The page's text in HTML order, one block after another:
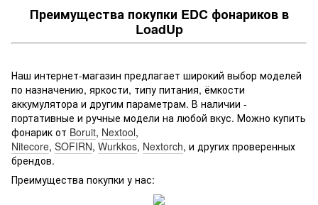
Преимущества покупки EDC фонариков в
LoadUp
Наш интернет-магазин предлагает широкий выбор моделей
по назначению, яркости, типу питания, ёмкости
аккумулятора и другим параметрам. В наличии -
портативные и ручные модели на любой вкус. Можно купить
фонарик от Boruit, Nextool,
Nitecore, SOFIRN, Wurkkos, Nextorch, и других проверенных
брендов.
Преимущества покупки у нас: